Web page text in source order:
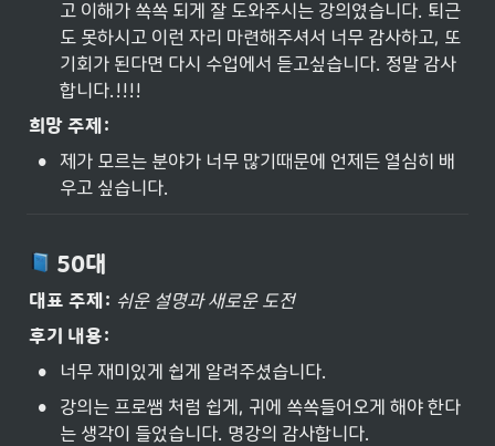
고 이해가 쏙쏙 되게 잘 도와주시는 강의였습니다. 퇴근
도 못하시고 이런 자리 마련해주셔서 너무 감사하고, 또
기회가 된다면 다시 수업에서 듣고싶습니다. 정말 감사
합니다.!!!!
희망 주제:
•
제가 모르는 분야가 너무 많기때문에 언제든 열심히 배
우고 싶습니다.
50대
대표 주제: 쉬운 설명과 새로운 도전
후기 내용:
• 너무 재미있게 쉽게 알려주셨습니다.
•
강의는 프로쌤 처럼 쉽게, 귀에 쏙쏙들어오게 해야 한다
는 생각이 들었습니다. 명강의 감사합니다.